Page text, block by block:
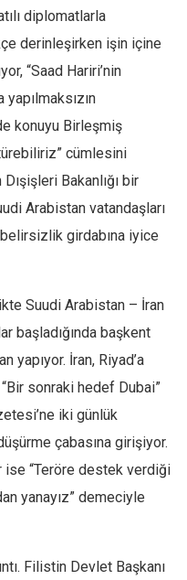
diplomatlarla
derinleşirken işin içine
“Saad Hariri’nin
konuyu Birleşmiş
cümlesini
Bakanlığı bir
Arabistan vatandaşları
girdabına iyice
Suudi Arabistan – İran
başladığında başkent
yapıyor. İran, Riyad’a
sonraki hedef Dubai”
iki günlük
çabasına girişiyor.
ise “Teröre destek verdiği
yanayız” demeciyle
Filistin Devlet Başkanı